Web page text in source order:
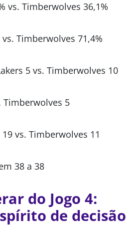
vs. Timberwolves 36,1%
vs. Timberwolves 71,4%
5 vs. Timberwolves 10
Timberwolves 5
19 vs. Timberwolves 11
38 a 38
do Jogo 4:
de decisão